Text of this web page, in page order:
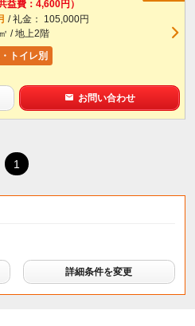
共益費：4,600円）
/ 礼金： 105,000円
/ 地上2階
トイレ別
お問い合わせ
1
詳細条件を変更